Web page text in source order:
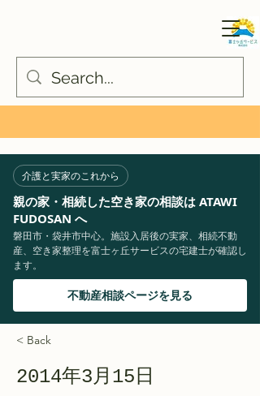
介護と実家のこれから
親の家・相続した空き家の相談は ATAWI
FUDOSAN へ
磐田市・袋井市中心。施設入居後の実家、相続不動
産、空き家整理を富士ヶ丘サービスの宅建士が確認し
ます。
不動産相談ページを見る
< Back
2014年3月15日